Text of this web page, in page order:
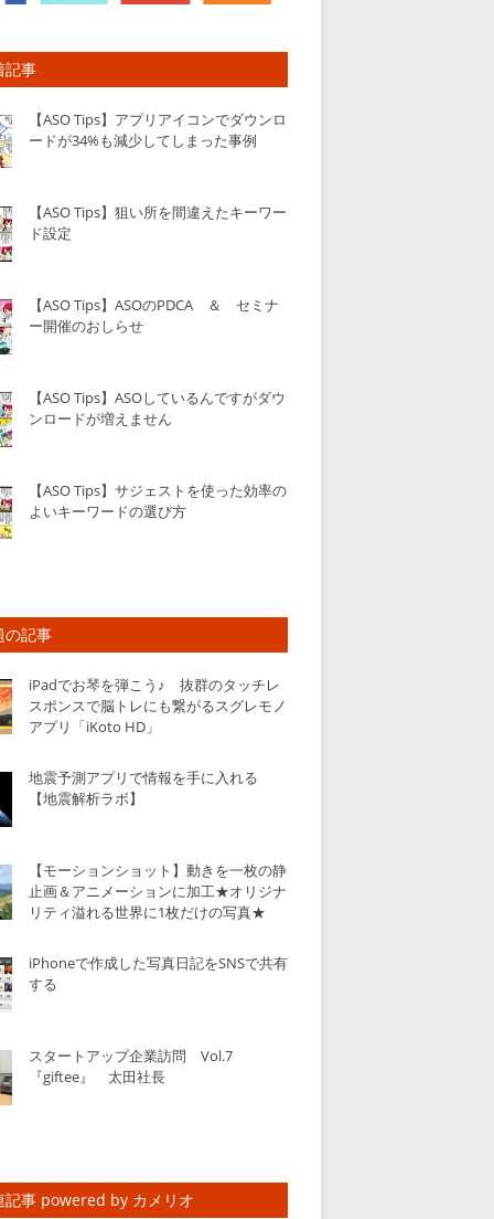
記事
【ASO Tips】アプリアイコンでダウンロ
ードが34%も減少してしまった事例
【ASO Tips】狙い所を間違えたキーワー
ド設定
【ASO Tips】ASOのPDCA ＆ セミナ
ー開催のおしらせ
【ASO Tips】ASOしているんですがダウ
ンロードが増えません
【ASO Tips】サジェストを使った効率の
よいキーワードの選び方
の記事
iPadでお琴を弾こう♪ 抜群のタッチレ
スポンスで脳トレにも繋がるスグレモノ
アプリ「iKoto HD」
地震予測アプリで情報を手に入れる
【地震解析ラボ】
【モーションショット】動きを一枚の静
止画＆アニメーションに加工★オリジナ
リティ溢れる世界に1枚だけの写真★
iPhoneで作成した写真日記をSNSで共有
する
スタートアップ企業訪問 Vol.7
『giftee』 太田社長
記事 powered by カメリオ